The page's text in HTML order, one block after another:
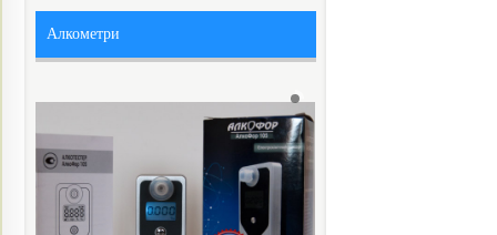
Алкометри